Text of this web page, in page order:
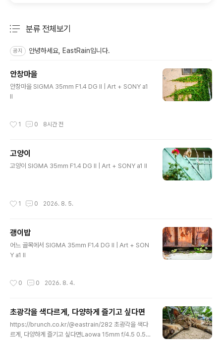
분류 전체보기
공지 안녕하세요, EastRain입니다.
안창마을
안창마을 SIGMA 35mm F1.4 DG II | Art + SONY a1
II
1 0 8시간 전
고양이
고양이 SIGMA 35mm F1.4 DG II | Art + SONY a1 II
1 0 2026. 8. 5.
괭이밥
어느 골목에서 SIGMA 35mm F1.4 DG II | Art + SON
Y a1 II
0 0 2026. 8. 4.
초광각을 색다르게, 다양하게 즐기고 싶다면
https://brunch.co.kr/@eastrain/282 초광각을 색다
르게, 다양하게 즐기고 싶다면Laowa 15mm f/4.5 0.5X